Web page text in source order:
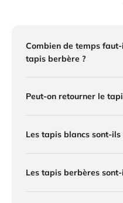
Combien de temps
tapis berbère ?
Peut-on retourner le
Les tapis blancs sont-
Les tapis berbères